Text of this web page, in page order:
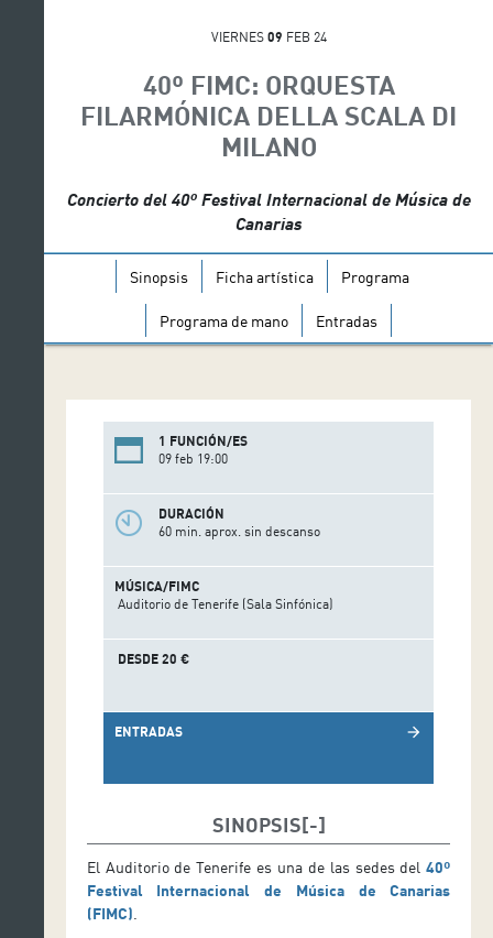
VIERNES 09 FEB 24
40º FIMC: ORQUESTA
FILARMÓNICA DELLA SCALA DI
MILANO
Concierto del 40º Festival Internacional de Música de
Canarias
Sinopsis Ficha artística Programa
Programa de mano Entradas
1 FUNCIÓN/ES
09 feb 19:00
DURACIÓN
60 min. aprox. sin descanso
MÚSICA/FIMC
Auditorio de Tenerife (Sala Sinfónica)
DESDE 20 €
ENTRADAS arrow_forward
SINOPSIS
El Auditorio de Tenerife es una de las sedes del40º
Festival Internacional de Música de Canarias
(FIMC)